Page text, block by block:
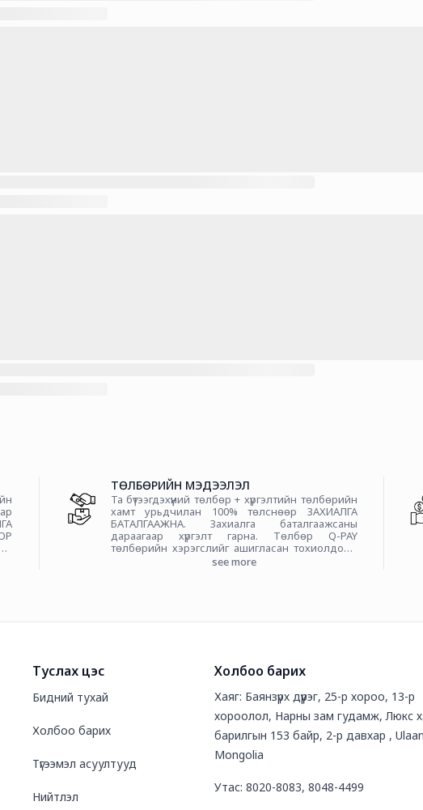
Та бүтээгдэхүүний төлбөр + хүргэлтийн төлбөрийн
хамт урьдчилан 100% төлснөөр ЗАХИАЛГА
БАТАЛГААЖНА. Захиалга баталгаажсаны
дараагаар хүргэлт гарна. Төлбөр Q-PAY
төлбөрийн хэрэгслийг ашигласан тохиолдолд
нийт үнийн дүнгийн 1%-иар шимтгэл төлөгдөнө.
see more
ТӨЛБӨРИЙН МЭДЭЭЛЭЛ
Туслах цэс
Бидний тухай
Холбоо барих
Түгээмэл асуултууд
Нийтлэл
Холбоо барих
Хаяг: Баянзүрх дүүрэг, 25-р хороо, 13-р
хороолол, Нарны зам гудамж, Люкс
барилгын 153 байр, 2-р давхар ,
Mongolia
Утас: 8020-8083, 8048-4499